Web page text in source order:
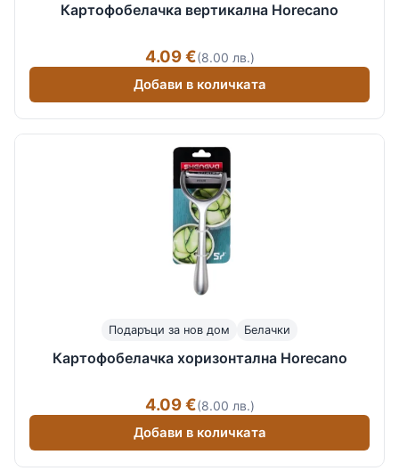
Картофобелачка вертикална Horecano
4.09 €(8.00 лв.)
Добави в количката
Подаръци за нов дом Белачки
Картофобелачка хоризонтална Horecano
4.09 €(8.00 лв.)
Добави в количката